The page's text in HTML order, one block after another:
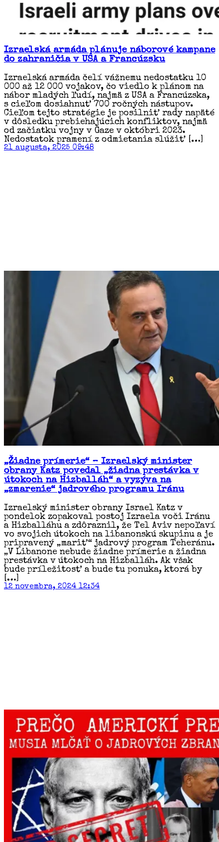
Izraelská armáda plánuje náborové kampane
do zahraničia v USA a Francúzsku
Izraelská armáda čelí vážnemu nedostatku 10
000 až 12 000 vojakov, čo viedlo k plánom na
nábor mladých ľudí, najmä z USA a Francúzska,
s cieľom dosiahnuť 700 ročných nástupov.
Cieľom tejto stratégie je posilniť rady napäté
v dôsledku prebiehajúcich konfliktov, najmä
od začiatku vojny v Gaze v októbri 2023.
Nedostatok pramení z odmietania slúžiť […]
21 augusta, 2025 09:48
„Žiadne prímerie“ – Izraelský minister
obrany Katz povedal „žiadna prestávka v
útokoch na Hizballáh“ a vyzýva na
„zmarenie“ jadrového programu Iránu
Izraelský minister obrany Israel Katz v
pondelok zopakoval postoj Izraela voči Iránu
a Hizballáhu a zdôraznil, že Tel Aviv nepoľaví
vo svojich útokoch na libanonskú skupinu a je
pripravený „mariť“ jadrový program Teheránu.
„V Libanone nebude žiadne prímerie a žiadna
prestávka v útokoch na Hizballáh. Ak však
bude príležitosť a bude tu ponuka, ktorá by
[…]
12 novembra, 2024 12:34